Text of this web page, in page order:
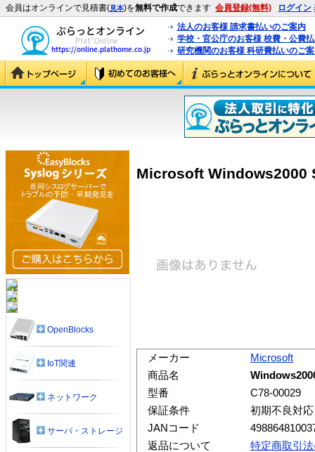
会員はオンラインで見積書(見本)を無料で作成できます 会員登録(無料) ログイン
法人のお客様 請求書払いのご案内
学校・官公庁のお客様 校費・公費
研究機関のお客様 科研費払いのご
Microsoft Windows2000
メーカー
Microsoft
商品名
型番
C78-00029
保証条件
初期不良対
JANコード
返品について
特定商取引
OpenBlocks
IoT関連
ネットワーク
サーバ・ストレージ